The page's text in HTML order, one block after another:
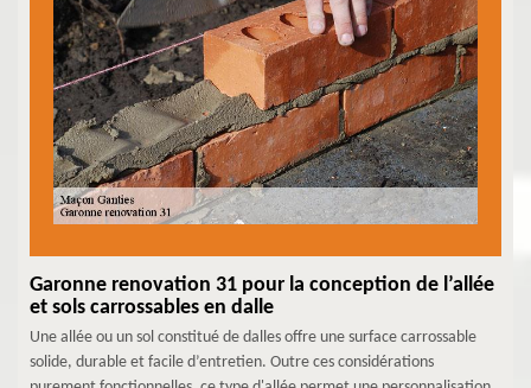
Garonne renovation 31 pour la conception de l’allée
et sols carrossables en dalle
Une allée ou un sol constitué de dalles offre une surface carrossable
solide, durable et facile d’entretien. Outre ces considérations